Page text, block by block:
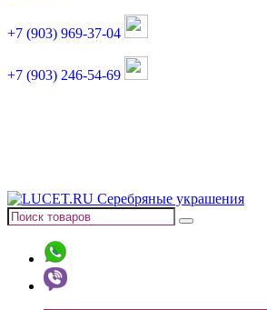
+7 (903) 969-37-04
+7 (903) 246-54-69